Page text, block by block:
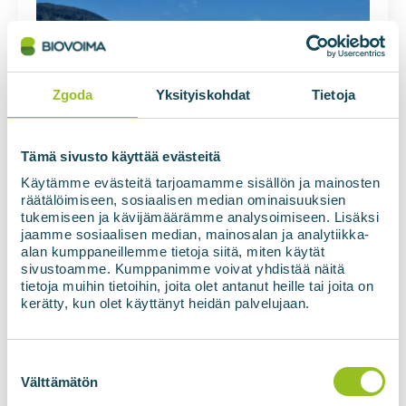
Zgoda Yksityiskohdat Tietoja
Tämä sivusto käyttää evästeitä
Käytämme evästeitä tarjoamamme sisällön ja mainosten
räätälöimiseen, sosiaalisen median ominaisuuksien
tukemiseen ja kävijämäärämme analysoimiseen. Lisäksi
jaamme sosiaalisen median, mainosalan ja analytiikka-
alan kumppaneillemme tietoja siitä, miten käytät
sivustoamme. Kumppanimme voivat yhdistää näitä
tietoja muihin tietoihin, joita olet antanut heille tai joita on
kerätty, kun olet käyttänyt heidän palvelujaan.
valinta
Välttämätön
Instalacje biometanowe Voss na
końcowym etapie
Mikko Ronkainen 04.09.2025 Brak komentarzy
Zakład produkcji biometanu firmy Voss w Norwegii
osiągnął końcowy etap instalacji mechanicznych i
elektrycznych. Rozpoczęto uruchamianie zakładu, a
celem jest rozpoczęcie procesu produkcji biogazu
jeszcze w tym roku. W zakład zainwestowała firma